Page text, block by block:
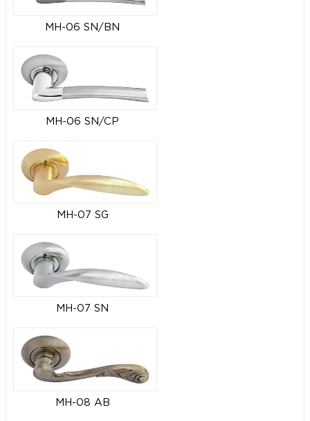
MH-06 SN/BN
MH-06 SN/CP
MH-07 SG
MH-07 SN
MH-08 AB